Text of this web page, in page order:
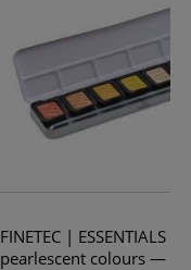
FINETEC | ESSENTIALS
pearlescent colours —